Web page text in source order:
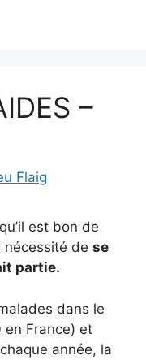
–
Flaig
est bon de
nécessité de se
partie.
dans le
en France) et
année, la